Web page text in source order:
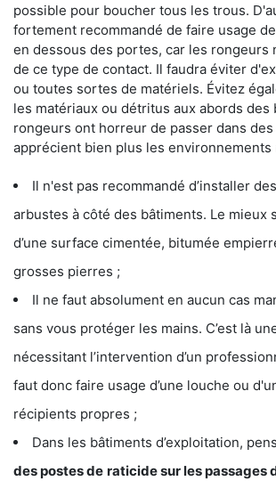
possible pour boucher tous les trous.
fortement recommandé de faire usage
en dessous des portes, car les rongeurs
de ce type de contact. Il faudra éviter
ou toutes sortes de matériels. Évitez
les matériaux ou détritus aux abords des
rongeurs ont horreur de passer dans
apprécient bien plus les environnements
Il n'est pas recommandé d’installer
arbustes à côté des bâtiments. Le mieux
d’une surface cimentée, bitumée
grosses pierres ;
Il ne faut absolument en aucun cas
sans vous protéger les mains. C’est là
nécessitant l’intervention d’un
faut donc faire usage d’une louche ou
récipients propres ;
Dans les bâtiments d’exploitation,
des postes de raticide sur les passages